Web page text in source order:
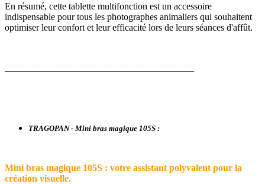
En résumé, cette tablette multifonction est un accessoire
indispensable pour tous les photographes animaliers qui souhaitent
optimiser leur confort et leur efficacité lors de leurs séances d'affût.
TRAGOPAN - Mini bras magique 105S :
Mini bras magique 105S : votre assistant polyvalent pour la
création visuelle.